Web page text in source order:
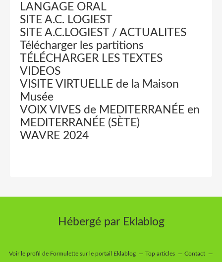
LANGAGE ORAL
SITE A.C. LOGIEST
SITE A.C.LOGIEST / ACTUALITES
Télécharger les partitions
TÉLÉCHARGER LES TEXTES
VIDEOS
VISITE VIRTUELLE de la Maison
Musée
VOIX VIVES de MEDITERRANÉE en
MEDITERRANÉE (SÈTE)
WAVRE 2024
Hébergé par Eklablog
Voir le profil de Formulette sur le portail Eklablog Top articles Contact